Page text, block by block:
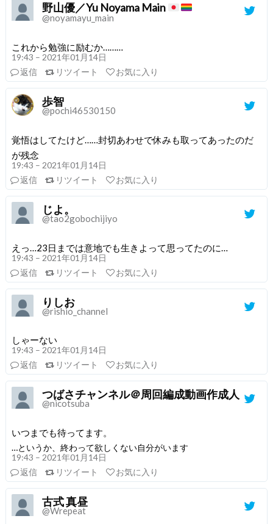
野山優／Yu Noyama Main
@noyamayu_main
これから勉強に励むか………
19:43 – 2021年01月14日
返信
リツイート お気に入り
歩智
@pochi46530150
覚悟はしてたけど……封切あわせで休みも取ってあったのだ
が残念
19:43 – 2021年01月14日
返信
リツイート お気に入り
じよ。
@tao2gobochijiyo
えっ…23日までは意地でも生きよって思ってたのに…
19:43 – 2021年01月14日
返信
リツイート お気に入り
りしお
@rishio_channel
しゃーない
19:43 – 2021年01月14日
返信
リツイート お気に入り
つばさチャンネル＠周回編成動画作成人
@nicotsuba
いつまでも待ってます。
…というか、終わって欲しくない自分がいます
19:43 – 2021年01月14日
返信
リツイート お気に入り
古式 真昼
@Wrepeat